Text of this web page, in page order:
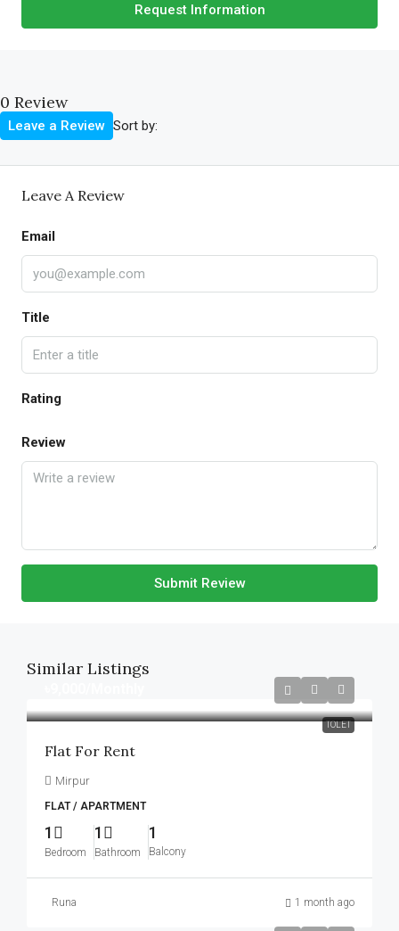
Request Information
0 Review
Sort by:
Leave a Review
Leave A Review
Email
Title
Rating
Review
Submit Review
Similar Listings
TOLET
Flat For Rent
Mirpur
FLAT / APARTMENT
1
Bedroom
1
Bathroom
1
Balcony
Runa 1 month ago